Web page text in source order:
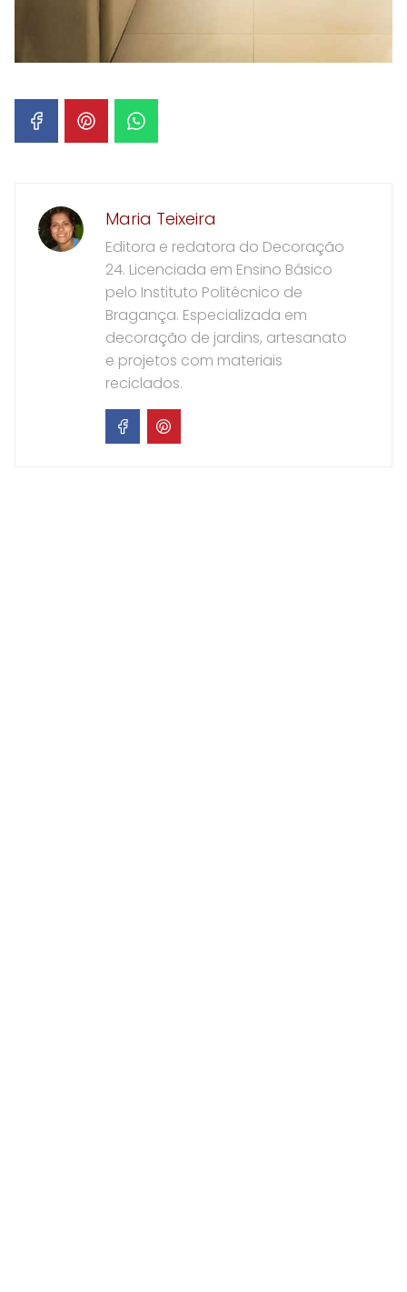
Maria Teixeira
Editora e redatora do Decoração
24. Licenciada em Ensino Básico
pelo Instituto Politécnico de
Bragança. Especializada em
decoração de jardins, artesanato
e projetos com materiais
reciclados.